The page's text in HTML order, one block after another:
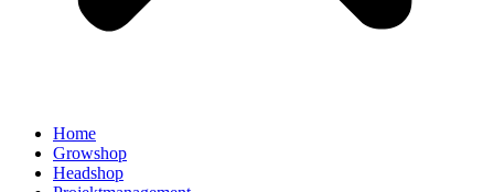
Home
Growshop
Headshop